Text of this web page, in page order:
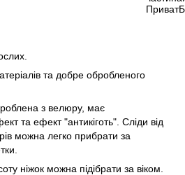
та добре обробленого
з велюру, має
та ефект "антикіготь". Сліди від
можна легко прибрати за
ніжок можна підібрати за віком.